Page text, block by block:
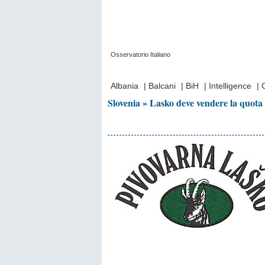
Osservatorio Italiano
Albania
| Balcani | BiH | Intelligence |
Slovenia » Lasko deve vendere la